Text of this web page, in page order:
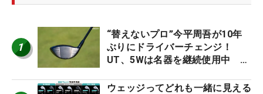
1
“替えないプロ”今平周吾が10年
ぶりにドライバーチェンジ！
UT、5Wは名器を継続使用中 #
ウェッジってどれも一緒に見える